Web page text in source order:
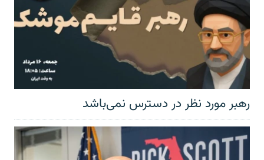
رهبر مورد نظر در دسترس نمی‌باشد